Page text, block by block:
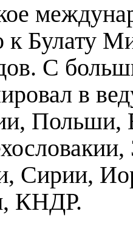
Булату
С
в
Польши,
Сирии,
КНДР.